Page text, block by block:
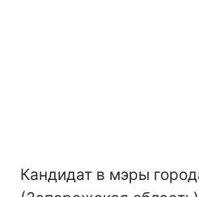
Кандидат в мэры